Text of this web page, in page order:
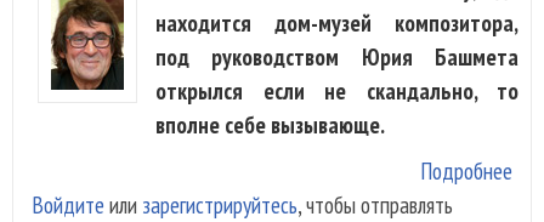
находится дом-музей композитора,
под руководством Юрия Башмета
открылся если не скандально, то
вполне себе вызывающе.
Подробнее
Войдите или зарегистрируйтесь, чтобы отправлять